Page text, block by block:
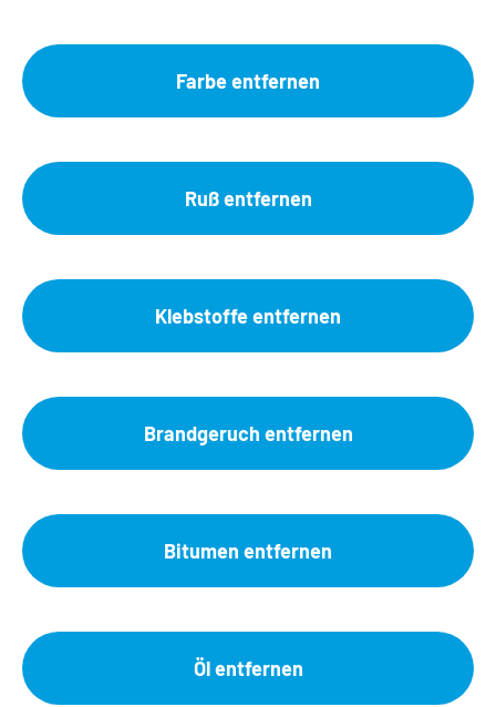
Farbe entfernen
Ruß entfernen
Klebstoffe entfernen
Brandgeruch entfernen
Bitumen entfernen
Öl entfernen